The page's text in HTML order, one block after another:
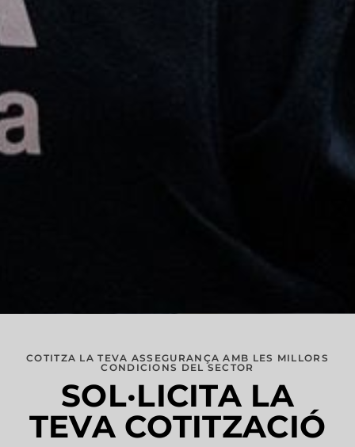
COTITZA LA TEVA ASSEGURANÇA AMB LES MILLORS
CONDICIONS DEL SECTOR
SOL·LICITA LA
TEVA COTITZACIÓ​